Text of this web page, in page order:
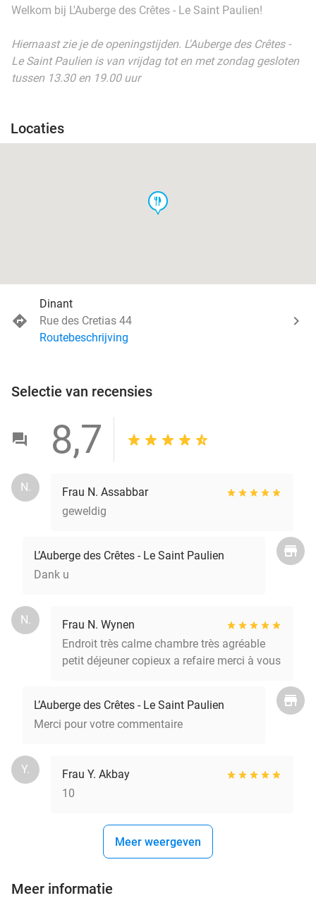
Welkom bij L'Auberge des Crêtes - Le Saint Paulien!
Hiernaast zie je de openingstijden. L'Auberge des Crêtes -
Le Saint Paulien is van vrijdag tot en met zondag gesloten
tussen 13.30 en 19.00 uur
Locaties
food
Dinant
Rue des Cretias 44
Routebeschrijving
Selectie van recensies
8,7
N.
Frau N. Assabbar
geweldig
L’Auberge des Crêtes - Le Saint Paulien
Dank u
N.
Frau N. Wynen
Endroit très calme chambre très agréable
petit déjeuner copieux a refaire merci à vous
L’Auberge des Crêtes - Le Saint Paulien
Merci pour votre commentaire
Y.
Frau Y. Akbay
10
Meer weergeven
Meer informatie